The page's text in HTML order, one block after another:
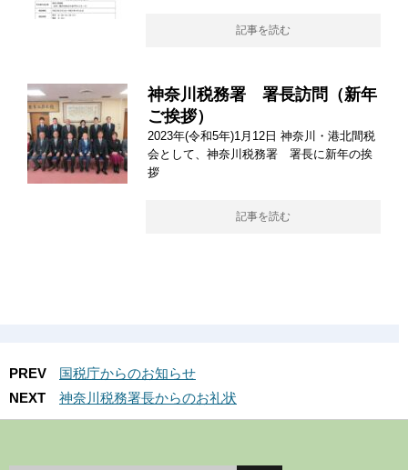
記事を読む
神奈川税務署 署長訪問（新年
ご挨拶）
2023年(令和5年)1月12日 神奈川・港北間税
会として、神奈川税務署 署長に新年の挨
拶
記事を読む
PREV
国税庁からのお知らせ
NEXT
神奈川税務署長からのお礼状